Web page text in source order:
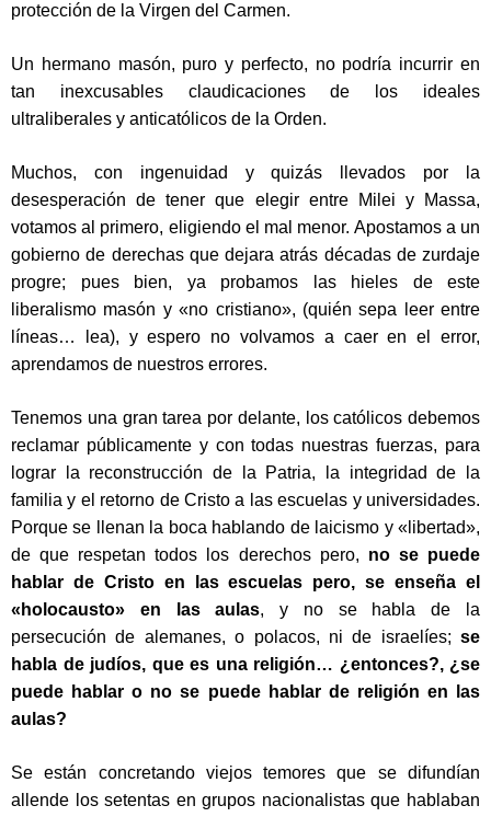
protección de la Virgen del Carmen.
Un hermano masón, puro y perfecto, no podría incurrir en
tan inexcusables claudicaciones de los ideales
ultraliberales y anticatólicos de la Orden.
Muchos, con ingenuidad y quizás llevados por la
desesperación de tener que elegir entre Milei y Massa,
votamos al primero, eligiendo el mal menor. Apostamos a un
gobierno de derechas que dejara atrás décadas de zurdaje
progre; pues bien, ya probamos las hieles de este
liberalismo masón y «no cristiano», (quién sepa leer entre
líneas… lea), y espero no volvamos a caer en el error,
aprendamos de nuestros errores.
Tenemos una gran tarea por delante, los católicos debemos
reclamar públicamente y con todas nuestras fuerzas, para
lograr la reconstrucción de la Patria, la integridad de la
familia y el retorno de Cristo a las escuelas y universidades.
Porque se llenan la boca hablando de laicismo y «libertad»,
de que respetan todos los derechos pero, no se puede
hablar de Cristo en las escuelas pero, se enseña el
«holocausto» en las aulas, y no se habla de la
persecución de alemanes, o polacos, ni de israelíes; se
habla de judíos, que es una religión… ¿entonces?, ¿se
puede hablar o no se puede hablar de religión en las
aulas?
Se están concretando viejos temores que se difundían
allende los setentas en grupos nacionalistas que hablaban